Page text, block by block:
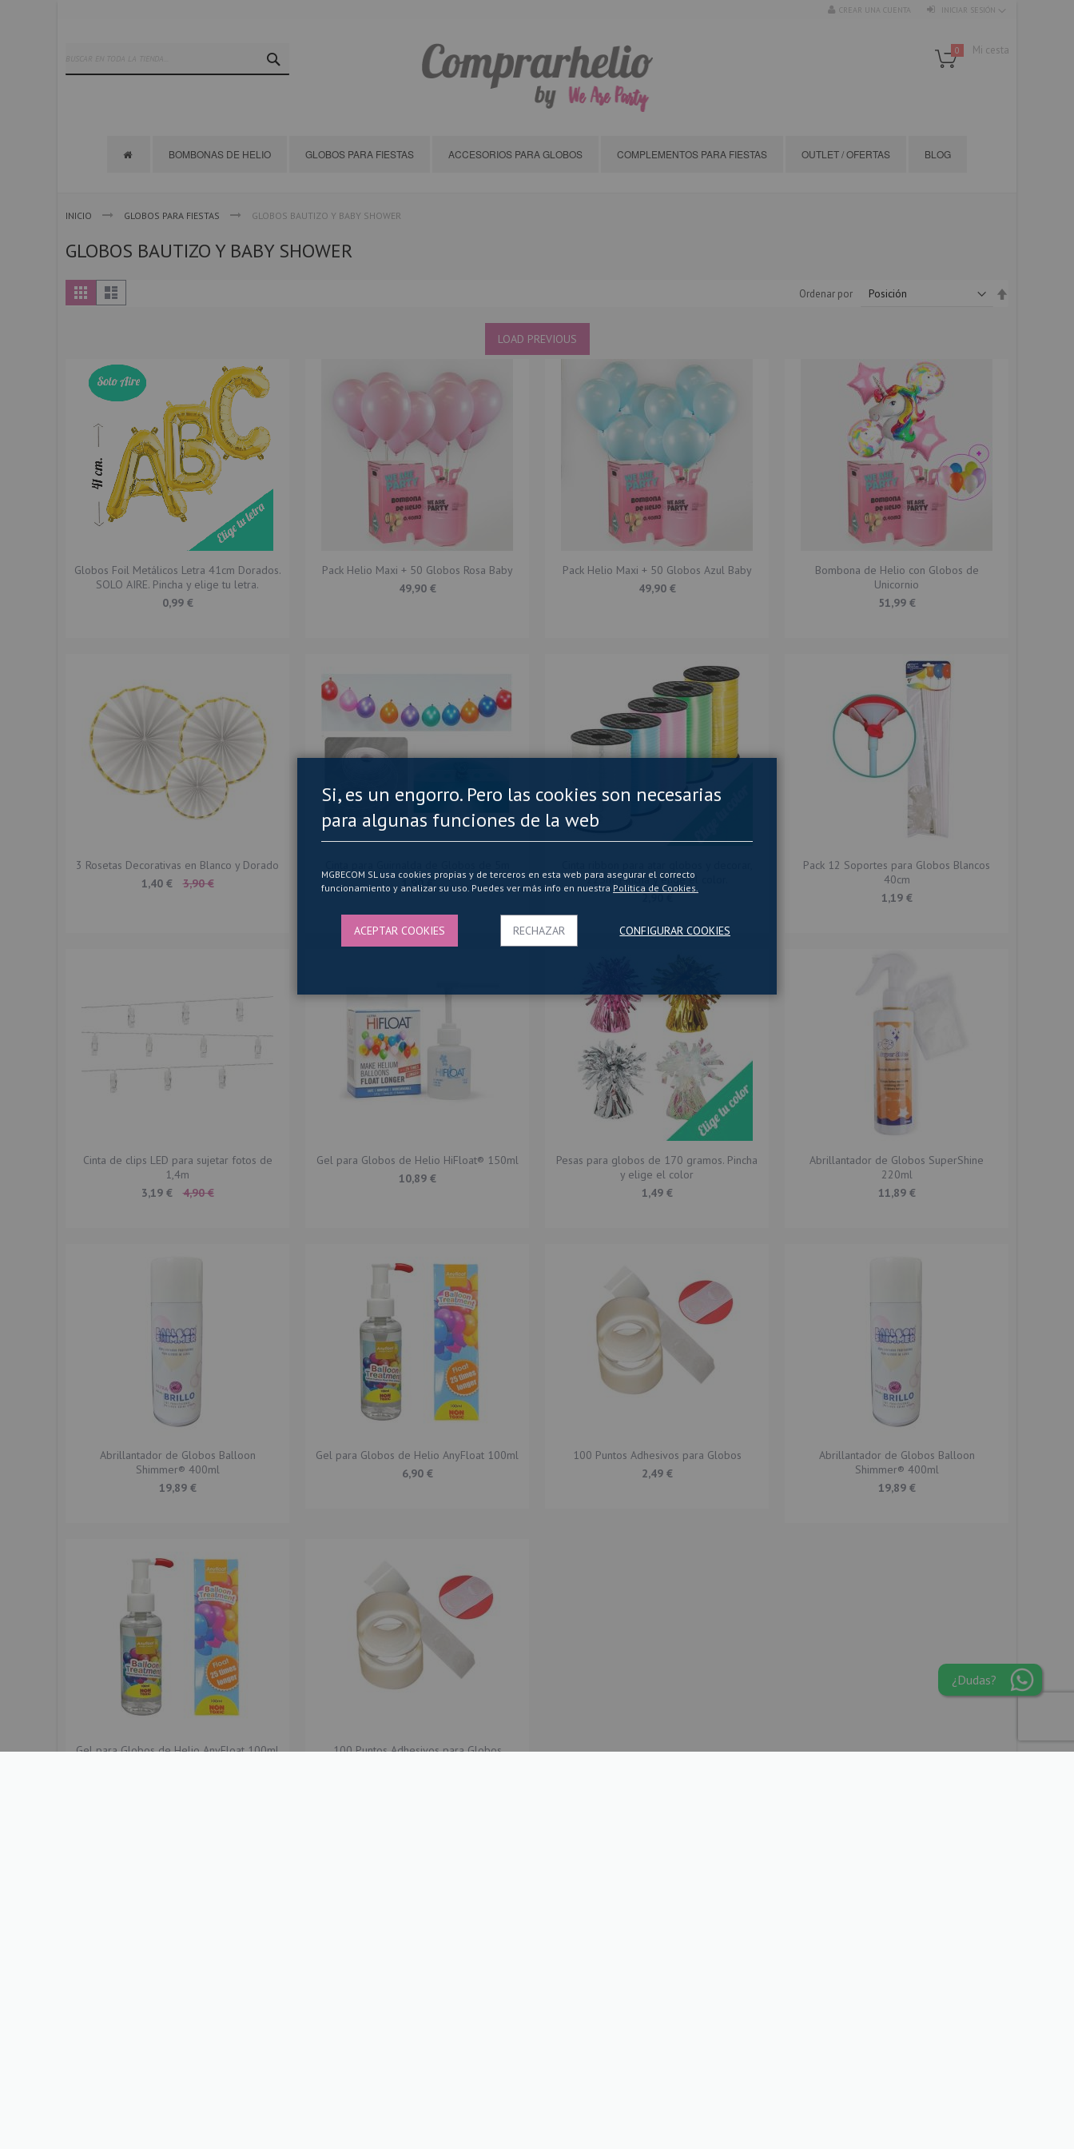
INICIAR SESIÓN
CREAR UNA CUENTA
Mi cesta
0
BOMBONAS DE HELIO GLOBOS PARA FIESTAS ACCESORIOS PARA GLOBOS COMPLEMENTOS PARA FIESTAS OUTLET / OFERTAS BLOG
INICIO GLOBOS PARA FIESTAS GLOBOS BAUTIZO Y BABY SHOWER
GLOBOS BAUTIZO Y BABY SHOWER
Ver
como
ParrillaLista Ordenar por
LOAD PREVIOUS
Globos Foil Metálicos Letra 41cm Dorados.
SOLO AIRE. Pincha y elige tu letra.
0,99 €
Pack Helio Maxi + 50 Globos Rosa Baby
49,90 €
Pack Helio Maxi + 50 Globos Azul Baby
49,90 €
Bombona de Helio con Globos de
Unicornio
51,99 €
3 Rosetas Decorativas en Blanco y Dorado
Special
1,40 € 3,90 €
1,90 €
225m. Pincha y elige el color.
2,90 €
Pack 12 Soportes para Globos Blancos
40cm
1,19 €
Cinta de clips LED para sujetar fotos de
1,4m
Special
3,19 € 4,90 €
Gel para Globos de Helio HiFloat® 150ml
10,89 €
Pesas para globos de 170 gramos. Pincha
y elige el color
1,49 €
Abrillantador de Globos SuperShine
220ml
11,89 €
Abrillantador de Globos Balloon
Shimmer® 400ml
19,89 €
Gel para Globos de Helio AnyFloat 100ml
6,90 €
100 Puntos Adhesivos para Globos
2,49 €
Abrillantador de Globos Balloon
Shimmer® 400ml
19,89 €
Gel para Globos de Helio AnyFloat 100ml
100 Puntos Adhesivos para Globos
¿Dudas?
Si, es un engorro. Pero las cookies son necesarias
para algunas funciones de la web
MGBECOM SL usa cookies propias y de terceros en esta web para asegurar el correcto
funcionamiento y analizar su uso. Puedes ver más info en nuestra Politica de Cookies.
ACEPTAR COOKIES RECHAZAR CONFIGURAR COOKIES